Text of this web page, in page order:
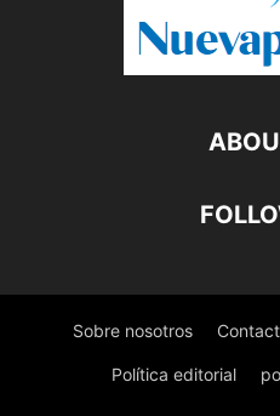
Sobre nosotros
Política editorial